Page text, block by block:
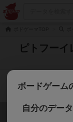
ピトフー
ボードゲーム
自分のデー